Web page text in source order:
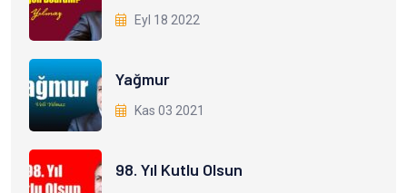
Eyl 18 2022
Yağmur
Kas 03 2021
98. Yıl Kutlu Olsun